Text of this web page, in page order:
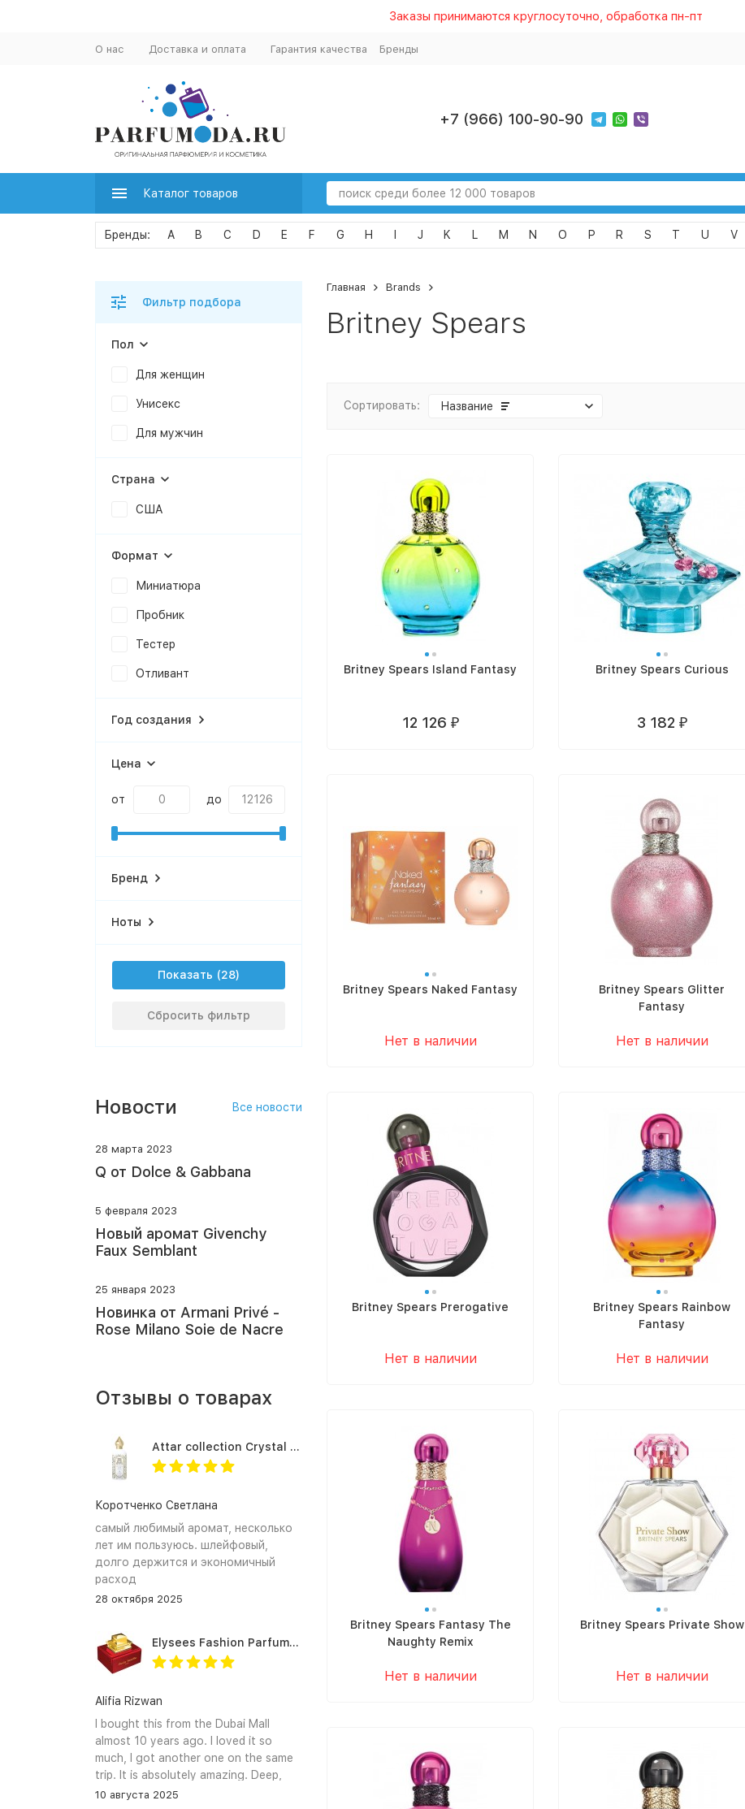
Заказы принимаются круглосуточно, обработка пн-пт
О нас Доставка и оплата Гарантия качества Бренды
+7 (966) 100-90-90
Каталог товаров
A B C D E F G H J K L M N O P R S T U V
Главная Brands
Britney Spears
Сортировать: Название
Britney Spears Island Fantasy
12 126 ₽
Britney Spears Curious
3 182 ₽
Britney Spears Naked Fantasy
Нет в наличии
Britney Spears Glitter
Fantasy
Нет в наличии
Britney Spears Prerogative
Нет в наличии
Britney Spears Rainbow
Fantasy
Нет в наличии
Britney Spears Fantasy The
Naughty Remix
Нет в наличии
Britney Spears Private Show
Нет в наличии
Фильтр подбора
Пол
Для женщин
Унисекс
Для мужчин
Страна
США
Формат
Миниатюра
Пробник
Тестер
Отливант
Год создания
Цена
от до
Бренд
Ноты
Показать
Сбросить фильтр
Новости Все новости
28 марта 2023
Q от Dolce & Gabbana
5 февраля 2023
Новый аромат Givenchy
Faux Semblant
25 января 2023
Новинка от Armani Privé -
Rose Milano Soie de Nacre
Отзывы о товарах
Attar collection Crystal love for her
Коротченко Светлана
самый любимый аромат, несколько
лет им пользуюсь. шлейфовый,
долго держится и экономичный
расход
28 октября 2025
Elysees Fashion Parfums Purity Vanilla
Alifia Rizwan
I bought this from the Dubai Mall
almost 10 years ago. I loved it so
much, I got another one on the same
trip. It is absolutely amazing. Deep,
enchanting notes that linger on the
10 августа 2025